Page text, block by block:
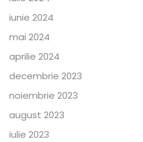
iunie 2024
mai 2024
aprilie 2024
decembrie 2023
noiembrie 2023
august 2023
iulie 2023